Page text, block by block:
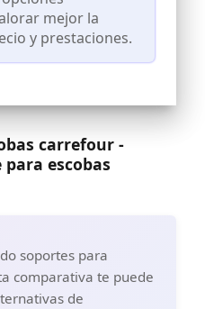
nuestros ganchos de
son perfectos para
de herramientas
los materiales de
instalar nuestro
de montaje en
para escoba de
las necesidades
mejor la
y prestaciones.
carrefour -
escobas
soportes para
comparativa te puede
de